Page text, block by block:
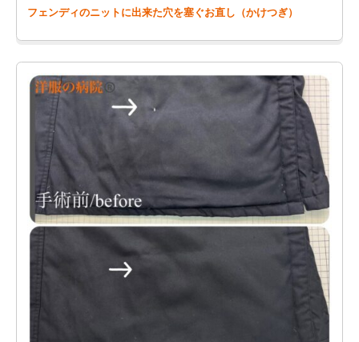
フェンディのニットに出来た穴を塞ぐお直し（かけつぎ）